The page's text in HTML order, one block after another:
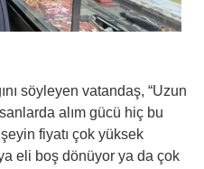
söyleyen vatandaş, “Uzun
alım gücü hiç bu
fiyatı çok yüksek
eli boş dönüyor ya da çok